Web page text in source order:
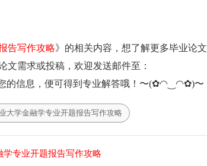
告写作攻略》的相关内容，想了解更多毕业论文
文需求或投稿，欢迎发送邮件至：
的信息，便可得到专业解答哦！〜(✿◠‿◠✿)〜
大学金融学专业开题报告写作攻略
学专业开题报告写作攻略